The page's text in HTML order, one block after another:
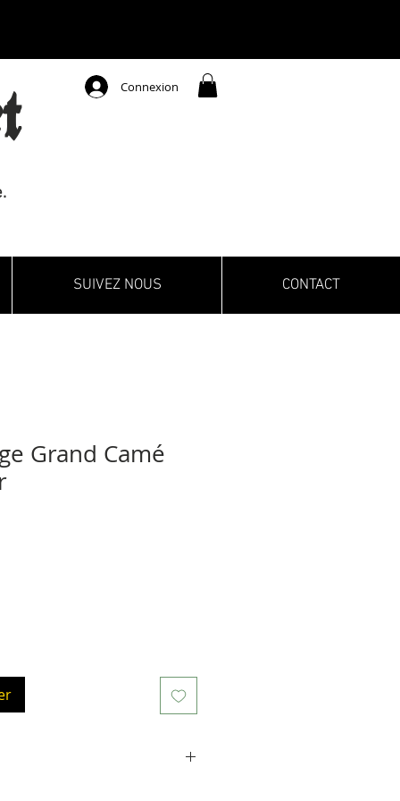
Connexion
SUIVEZ NOUS CONTACT
Grand Camé